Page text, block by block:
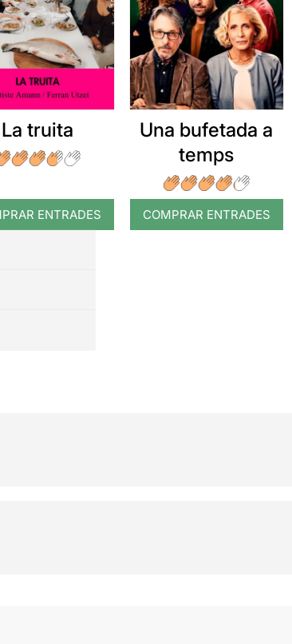
La truita
ENTRADES
Una bufetada a
temps
COMPRAR ENTRADES